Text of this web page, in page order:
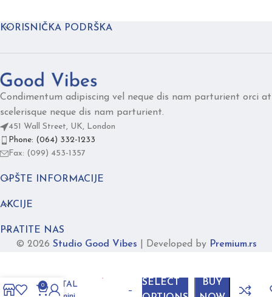
KORISNIČKA PODRŠKA
Condimentum adipiscing vel neque dis nam parturient orci at
scelerisque neque dis nam parturient.
451 Wall Street, UK, London
Phone: (064) 332-1233
Fax: (099) 453-1357
OPŠTE INFORMACIJE
AKCIJE
PRATITE NAS
© 2026 Studio Good Vibes Developed by Premium.rs
CRYSTAL
–
SELECT
BUY
0